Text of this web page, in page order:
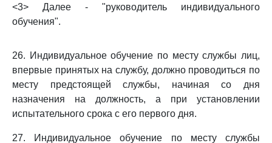
<3> Далее - "руководитель индивидуального
обучения".
26. Индивидуальное обучение по месту службы лиц,
впервые принятых на службу, должно проводиться по
месту предстоящей службы, начиная со дня
назначения на должность, а при установлении
испытательного срока с его первого дня.
27. Индивидуальное обучение по месту службы